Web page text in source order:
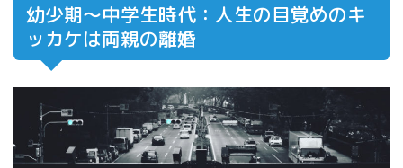
幼少期〜中学生時代：人生の目覚めのキ
ッカケは両親の離婚